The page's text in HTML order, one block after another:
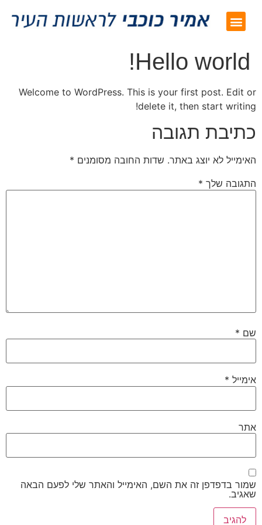
Hello world!
Welcome to WordPress. This is your first post. Edit or
delete it, then start writing!
כתיבת תגובה
האימייל לא יוצג באתר. שדות החובה מסומנים *
התגובה שלך *
שם *
אימייל *
אתר
שמור בדפדפן זה את השם, האימייל והאתר שלי לפעם הבאה
שאגיב.